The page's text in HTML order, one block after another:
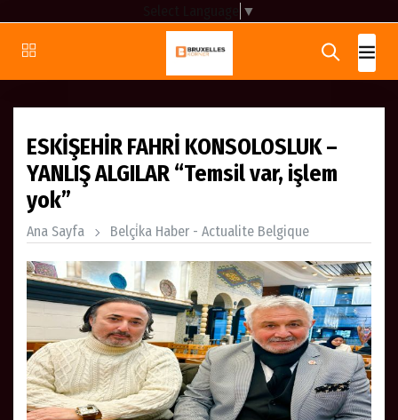
▼
ESKİŞEHİR FAHRİ KONSOLOSLUK –
YANLIŞ ALGILAR “Temsil var, işlem
yok”
Ana Sayfa Belçi̇ka Haber - Actualite Belgique